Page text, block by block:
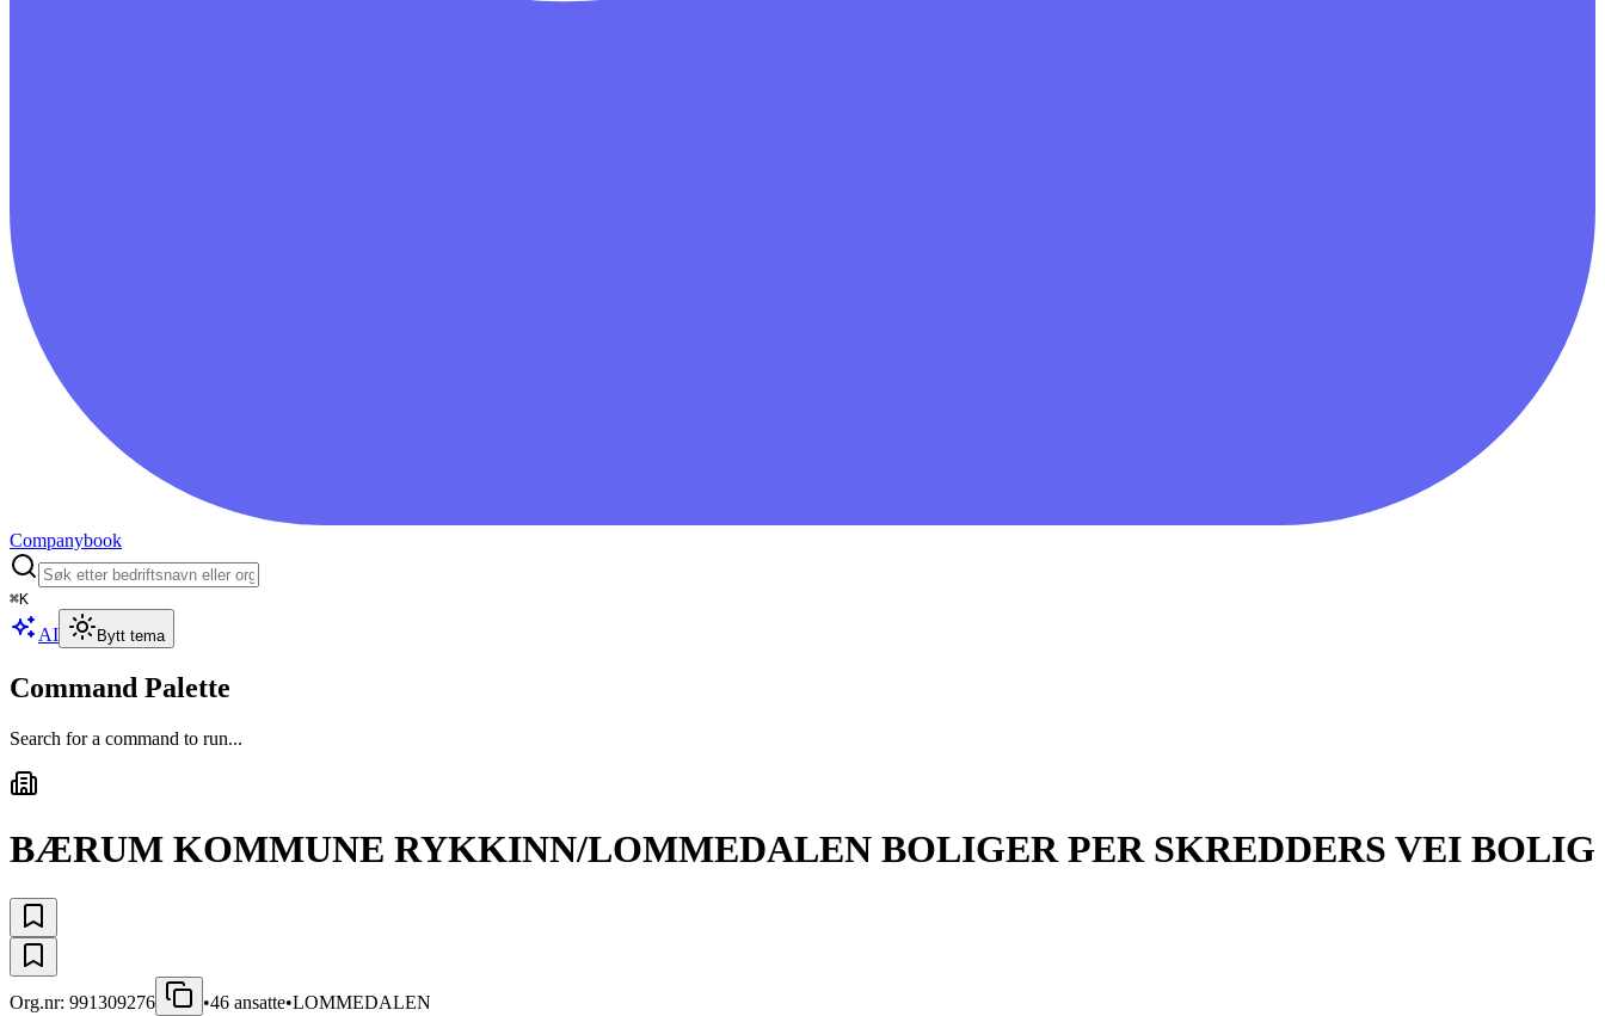
Companybook
⌘K
AI Bytt tema
Command Palette
Search for a command to run...
BÆRUM KOMMUNE RYKKINN/LOMMEDALEN BOLIGER PER SKREDDERS VEI BOLIG
Org.nr: 991309276 •46 ansatte•LOMMEDALEN